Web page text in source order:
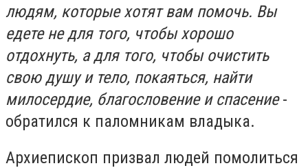
людям, которые хотят вам помочь. Вы
едете не для того, чтобы хорошо
отдохнуть, а для того, чтобы очистить
свою душу и тело, покаяться, найти
милосердие, благословение и спасение-
обратился к паломникам владыка.
Архиепископ призвал людей помолиться